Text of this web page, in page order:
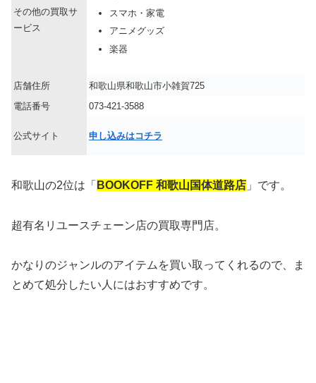
その他の買取サ
ービス
スマホ・家電
アニメグッズ
楽器
店舗住所
和歌山県和歌山市小雑賀725
電話番号
073-421-3588
公式サイト 申し込みはコチラ
和歌山の2位は「 BOOKOFF 和歌山国体道路店 」です。
超有名リユースチェーン店の買取専門店。
かなりのジャンルのアイテムを買い取ってくれるので、ま
とめて処分したい人にはおすすめです。